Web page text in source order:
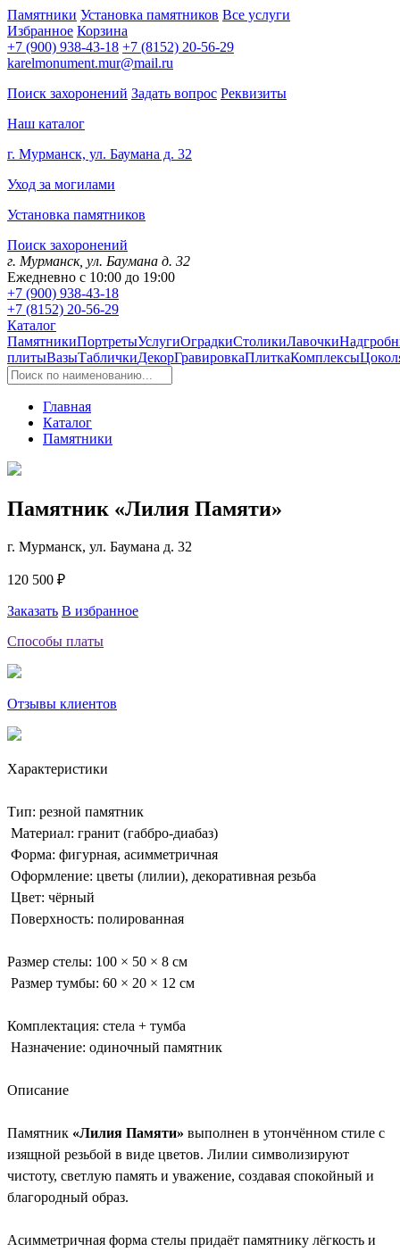
Памятники Установка памятников Все услуги
Избранное Корзина
+7 (900) 938-43-18 +7 (8152) 20-56-29
karelmonument.mur@mail.ru
Поиск захоронений Задать вопрос Реквизиты
Наш каталог
г. Мурманск, ул. Баумана д. 32
Уход за могилами
Установка памятников
Поиск захоронений
г. Мурманск, ул. Баумана д. 32
Ежедневно с 10:00 до 19:00
+7 (900) 938-43-18
+7 (8152) 20-56-29
Каталог
ПамятникиПортретыУслугиОградкиСтоликиЛавочки
плитыВазыТабличкиДекорГравировкаПлиткаКомплексы
Главная
Каталог
Памятники
Памятник «Лилия Памяти»
г. Мурманск, ул. Баумана д. 32
120 500 ₽
Заказать В избранное
Способы платы
Отзывы клиентов
Характеристики
Тип: резной памятник
Материал: гранит (габбро-диабаз)
Форма: фигурная, асимметричная
Оформление: цветы (лилии), декоративная резьба
Цвет: чёрный
Поверхность: полированная
Размер стелы: 100 × 50 × 8 см
Размер тумбы: 60 × 20 × 12 см
Комплектация: стела + тумба
Назначение: одиночный памятник
Описание
Памятник «Лилия Памяти» выполнен в утончённом стиле с
изящной резьбой в виде цветов. Лилии символизируют
чистоту, светлую память и уважение, создавая спокойный и
благородный образ.
Асимметричная форма стелы придаёт памятнику лёгкость и